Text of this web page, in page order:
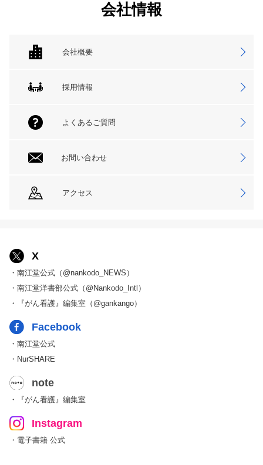
会社情報
会社概要
採用情報
よくあるご質問
お問い合わせ
アクセス
X
・南江堂公式（@nankodo_NEWS）
・南江堂洋書部公式（@Nankodo_Intl）
・『がん看護』編集室（@gankango）
Facebook
・南江堂公式
・NurSHARE
note
・『がん看護』編集室
Instagram
・電子書籍 公式